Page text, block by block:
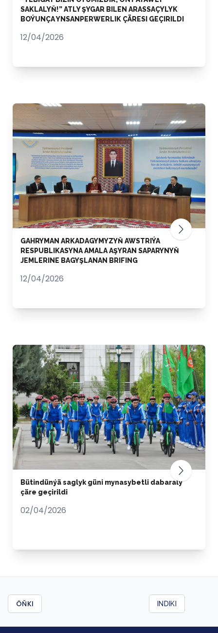
SAKLALYŇ!” ATLY ŞYGAR BILEN ARASSAÇYLYK
BOÝUNÇA YNSANPERWERLIK ÇÄRESI GEÇIRILDI
12/04/2026
GAHRYMAN ARKADAGYMYZYŇ AWSTRIÝA
RESPUBLIKASYNA AMALA AŞYRAN SAPARYNYŇ
JEMLERINE BAGYŞLANAN BRIFING
12/04/2026
Bütindünýä saglyk güni mynasybetli dabaraly
çäre geçirildi
02/04/2026
ÖŇKI INDIKI